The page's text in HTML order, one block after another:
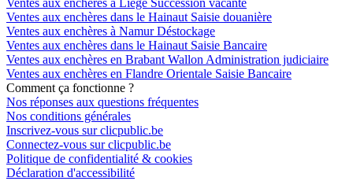
Ventes aux enchères à Liège Succession vacante
Ventes aux enchères dans le Hainaut Saisie douanière
Ventes aux enchères à Namur Déstockage
Ventes aux enchères dans le Hainaut Saisie Bancaire
Ventes aux enchères en Brabant Wallon Administration judiciaire
Ventes aux enchères en Flandre Orientale Saisie Bancaire
Comment ça fonctionne ?
Nos réponses aux questions fréquentes
Nos conditions générales
Inscrivez-vous sur clicpublic.be
Connectez-vous sur clicpublic.be
Politique de confidentialité & cookies
Déclaration d'accessibilité